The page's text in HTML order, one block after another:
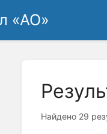
«АО»
Найдено 29